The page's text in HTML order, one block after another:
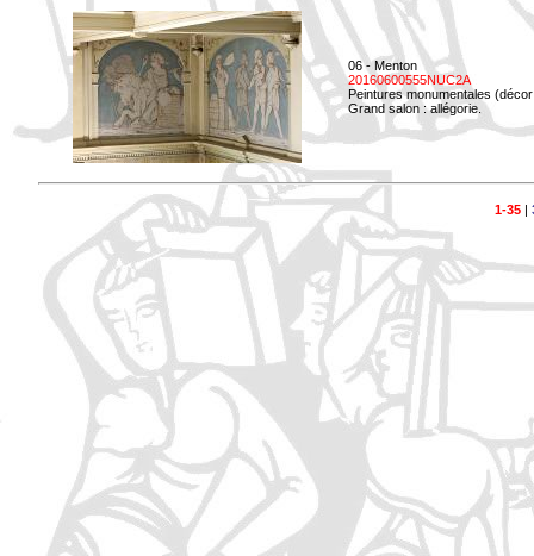
06 - Menton
20160600555NUC2A
Peintures monumentales
Grand salon : allégorie.
1-35|